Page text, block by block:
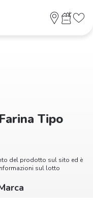
Tipo
del prodotto sul sito ed è
sul lotto